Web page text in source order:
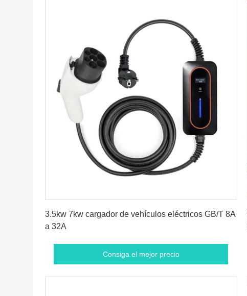
3.5kw 7kw cargador de vehículos eléctricos GB/T 8A
a 32A
Consiga el mejor precio